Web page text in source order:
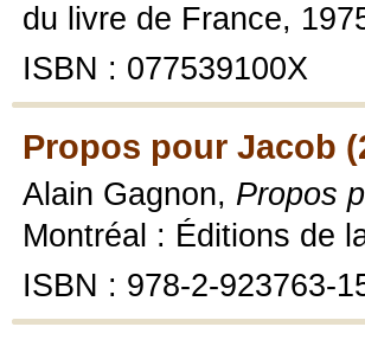
du livre de France,
ISBN : 077539100X
Propos pour Jacob
Alain Gagnon, Propos
Montréal : Éditions de
ISBN : 978-2-923763-